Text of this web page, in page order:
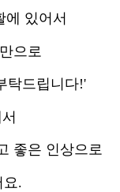
에 있어서
으로
탁드립니다!'
좋은 인상으로
요.